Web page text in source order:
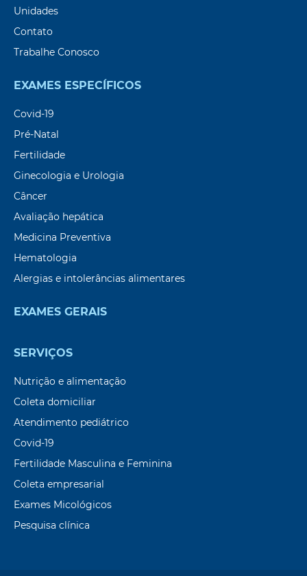
Unidades
Contato
Trabalhe Conosco
EXAMES ESPECÍFICOS
Covid-19
Pré-Natal
Fertilidade
Ginecologia e Urologia
Câncer
Avaliação hepática
Medicina Preventiva
Hematologia
Alergias e intolerâncias alimentares
EXAMES GERAIS
SERVIÇOS
Nutrição e alimentação
Coleta domiciliar
Atendimento pediátrico
Covid-19
Fertilidade Masculina e Feminina
Coleta empresarial
Exames Micológicos
Pesquisa clínica